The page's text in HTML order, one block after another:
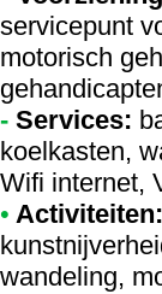
servicepunt
motorisch
- Services:
koelkasten,
Wifi internet,
• Activiteiten:
wandeling,